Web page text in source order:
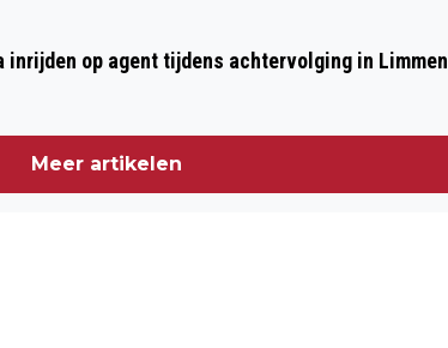
inrijden op agent tijdens achtervolging in Limmen
Meer artikelen